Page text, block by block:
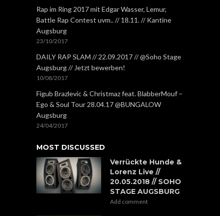
Rap im Ring 2017 mit Edgar Wasser, Lemur,
Battle Rap Contest uvm.. // 18.11. // Kantine
Augsburg
23/10/2017
DAILY RAP SLAM // 22.09.2017 // @Soho Stage
Augsburg // Jetzt bewerben!
10/08/2017
Figub Brazlevic & Christmaz feat. BlabberMouf –
Ego & Soul Tour 28.04.17 @BUNGALOW
Augsburg
24/04/2017
MOST DISCUSSED
Verrückte Hunde &
Lorenz Live //
20.05.2018 // SOHO
STAGE AUGSBURG
Add comment